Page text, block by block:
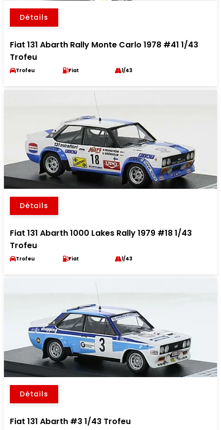
Détails
Fiat 131 Abarth Rally Monte Carlo 1978 #41 1/43
Trofeu
Trofeu Fiat 1/43
Détails
Fiat 131 Abarth 1000 Lakes Rally 1979 #18 1/43
Trofeu
Trofeu Fiat 1/43
Détails
Fiat 131 Abarth #3 1/43 Trofeu